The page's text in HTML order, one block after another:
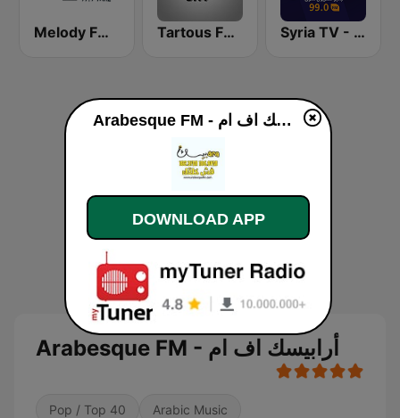
Melody FM (ميلودي إف إم) Tartous FM طرطوس اف ام Syria TV - راديو تلفزيون سوريا
Arabesque FM - أرابيسك اف ام
Pop / Top 40 Arabic Music
Arabesque FM - أرابيسك اف ام live
DOWNLOAD APP